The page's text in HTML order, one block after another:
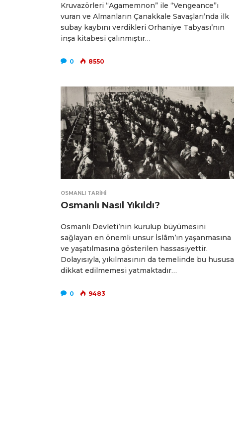
Kruvazörleri “Agamemnon” ile “Vengeance”ı
vuran ve Almanların Çanakkale Savaşları’nda ilk
subay kaybını verdikleri Orhaniye Tabyası’nın
inşa kitabesi çalınmıştır…
0 8550
OSMANLI TARIHI
Osmanlı Nasıl Yıkıldı?
Osmanlı Devleti’nin kurulup büyümesini
sağlayan en önemli unsur İslâm’ın yaşanmasına
ve yaşatılmasına gösterilen hassasiyettir.
Dolayısıyla, yıkılmasının da temelinde bu hususa
dikkat edilmemesi yatmaktadır…
0 9483